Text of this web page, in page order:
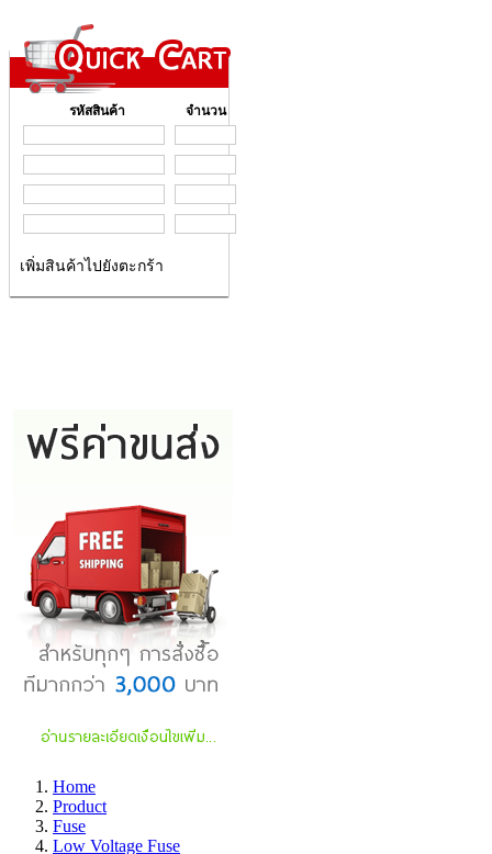
รหัสสินค้า จำนวน
เพิ่มสินค้าไปยังตะกร้า
Home
Product
Fuse
Low Voltage Fuse